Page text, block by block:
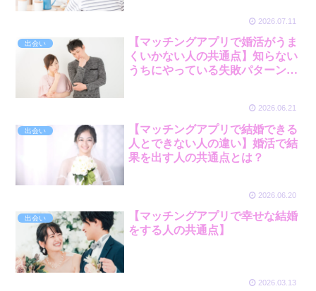
2026.07.11
出会い
【マッチングアプリで婚活がうま
くいかない人の共通点】知らない
うちにやっている失敗パターンと
2026.06.21
出会い
【マッチングアプリで結婚できる
人とできない人の違い】婚活で結
果を出す人の共通点とは？
2026.06.20
出会い
【マッチングアプリで幸せな結婚
をする人の共通点】
2026.03.13